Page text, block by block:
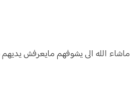
ماشاء الله الى يشوفهم مايعرفش